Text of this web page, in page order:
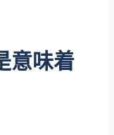
意味着